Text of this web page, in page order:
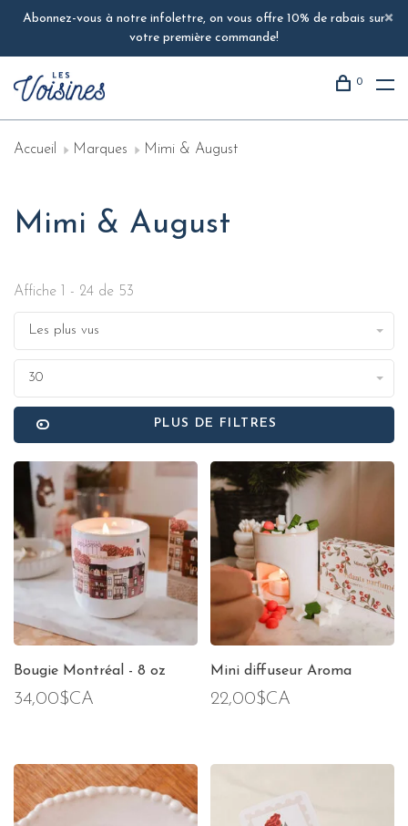
Abonnez-vous à notre infolettre, on vous offre 10% de rabais sur
votre première commande!
0
Accueil Marques Mimi & August
Mimi & August
Affiche 1 - 24 de 53
Les plus vus
30
PLUS DE FILTRES
Bougie Montréal - 8 oz
34,00$CA
Mini diffuseur Aroma
22,00$CA